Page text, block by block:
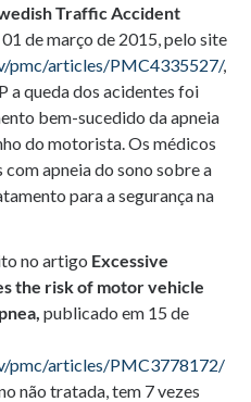
Traffic Accident
de março de 2015, pelo site
pmc/articles/PMC4335527/,
a queda dos acidentes foi
bem-sucedido da apneia
do motorista. Os médicos
apneia do sono sobre a
para a segurança na
no artigo Excessive
the risk of motor vehicle
publicado em 15 de
pmc/articles/PMC3778172/
não tratada, tem 7 vezes